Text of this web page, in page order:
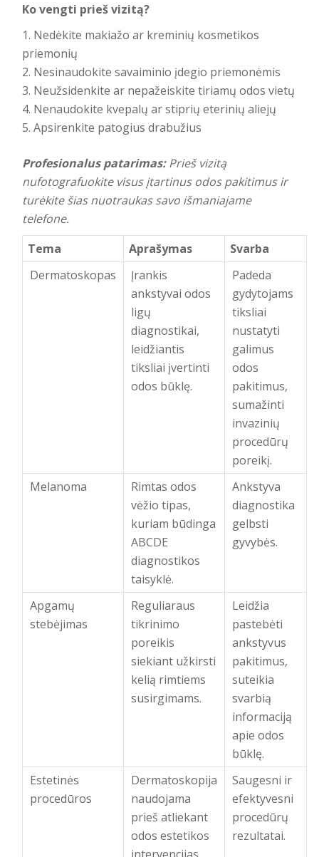
Ko vengti prieš vizitą?
Nedėkite makiažo ar kreminių kosmetikos
priemonių
Nesinaudokite savaiminio įdegio priemonėmis
Neužsidenkite ar nepažeiskite tiriamų odos vietų
Nenaudokite kvepalų ar stiprių eterinių aliejų
Apsirenkite patogius drabužius
Profesionalus patarimas: Prieš vizitą
nufotografuokite visus įtartinus odos pakitimus ir
turėkite šias nuotraukas savo išmaniajame
telefone.
Tema
Aprašymas
Svarba
Dermatoskopas
Įrankis
ankstyvai odos
ligų
diagnostikai,
leidžiantis
tiksliai įvertinti
odos būklę.
Padeda
gydytojams
tiksliai
nustatyti
galimus
odos
pakitimus,
sumažinti
invazinių
procedūrų
poreikį.
Melanoma
Rimtas odos
vėžio tipas,
kuriam būdinga
ABCDE
diagnostikos
taisyklė.
Ankstyva
diagnostika
gelbsti
gyvybės.
Apgamų
stebėjimas
Reguliaraus
tikrinimo
poreikis
siekiant užkirsti
kelią rimtiems
susirgimams.
Leidžia
pastebėti
ankstyvus
pakitimus,
suteikia
svarbią
informaciją
apie odos
būklę.
Estetinės
procedūros
Dermatoskopija
naudojama
prieš atliekant
odos estetikos
Saugesni ir
efektyvesni
procedūrų
rezultatai.